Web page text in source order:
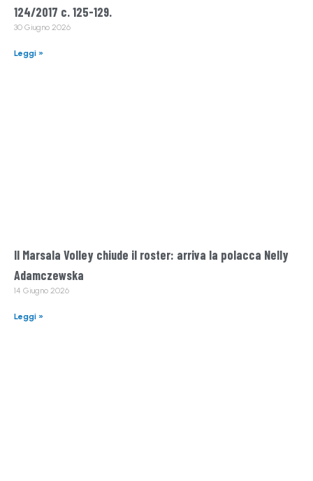
124/2017 c. 125-129.
30 Giugno 2026
Leggi »
Il Marsala Volley chiude il roster: arriva la polacca Nelly
Adamczewska
14 Giugno 2026
Leggi »